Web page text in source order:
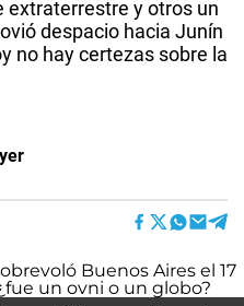
extraterrestre y otros un
despacio hacia Junín
no hay certezas sobre la